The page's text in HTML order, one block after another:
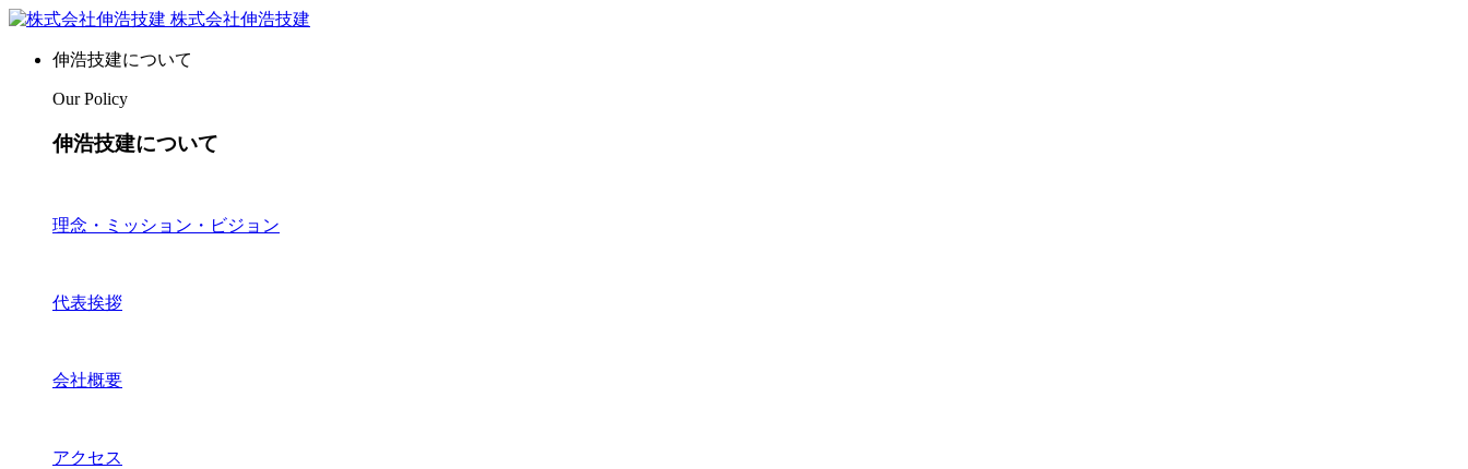
株式会社伸浩技建
伸浩技建について
Our Policy
伸浩技建について
理念・ミッション・ビジョン
代表挨拶
会社概要
アクセス